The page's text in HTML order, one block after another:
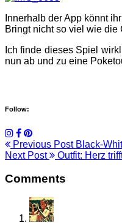
Innerhalb der App könnt
Bringt nicht so viel wie die
Ich finde dieses Spiel
nun ab und zu eine
Follow:
Previous PostBlack-
Next Post
Outfit: Herz
Comments